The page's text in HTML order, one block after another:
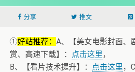
分享 推文
①好站推荐： A、【美女电影封面、
赏、高速下载】：
点击这里，
B、【看片技术提升】：
点击这里，C